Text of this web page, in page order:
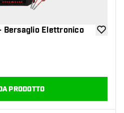
Bersaglio Elettronico
PRODOTTO